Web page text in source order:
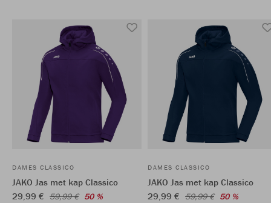
DAMES CLASSICO
JAKO Jas met kap Classico
29,99 € 59,99 € 50 %
DAMES CLASSICO
JAKO Jas met kap Classico
29,99 € 59,99 € 50 %